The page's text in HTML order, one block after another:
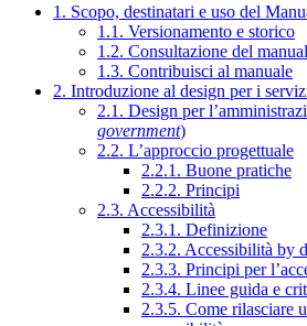
1. Scopo, destinatari e uso del
1.1. Versionamento e storico
1.2. Consultazione del
1.3. Contribuisci al manuale
2. Introduzione al design per i
2.1. Design per
government)
2.2. L’approccio progettuale
2.2.1. Buone pratiche
2.2.2. Principi
2.3. Accessibilità
2.3.1. Definizione
2.3.2. Accessibilità by
2.3.3. Principi per
2.3.4. Linee guida e
2.3.5. Come rilasciare